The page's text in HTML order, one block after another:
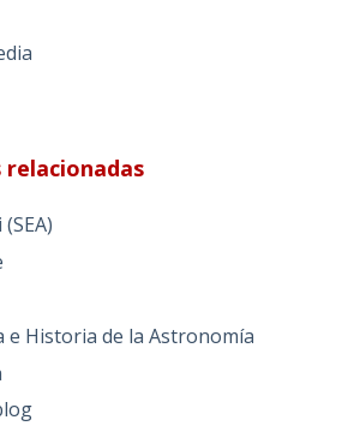
e Historia de la Astronomía